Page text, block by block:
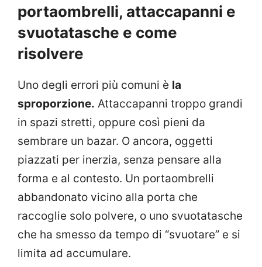
portaombrelli, attaccapanni e
svuotatasche e come
risolvere
Uno degli errori più comuni è la
sproporzione. Attaccapanni troppo grandi
in spazi stretti, oppure così pieni da
sembrare un bazar. O ancora, oggetti
piazzati per inerzia, senza pensare alla
forma e al contesto. Un portaombrelli
abbandonato vicino alla porta che
raccoglie solo polvere, o uno svuotatasche
che ha smesso da tempo di “svuotare” e si
limita ad accumulare.